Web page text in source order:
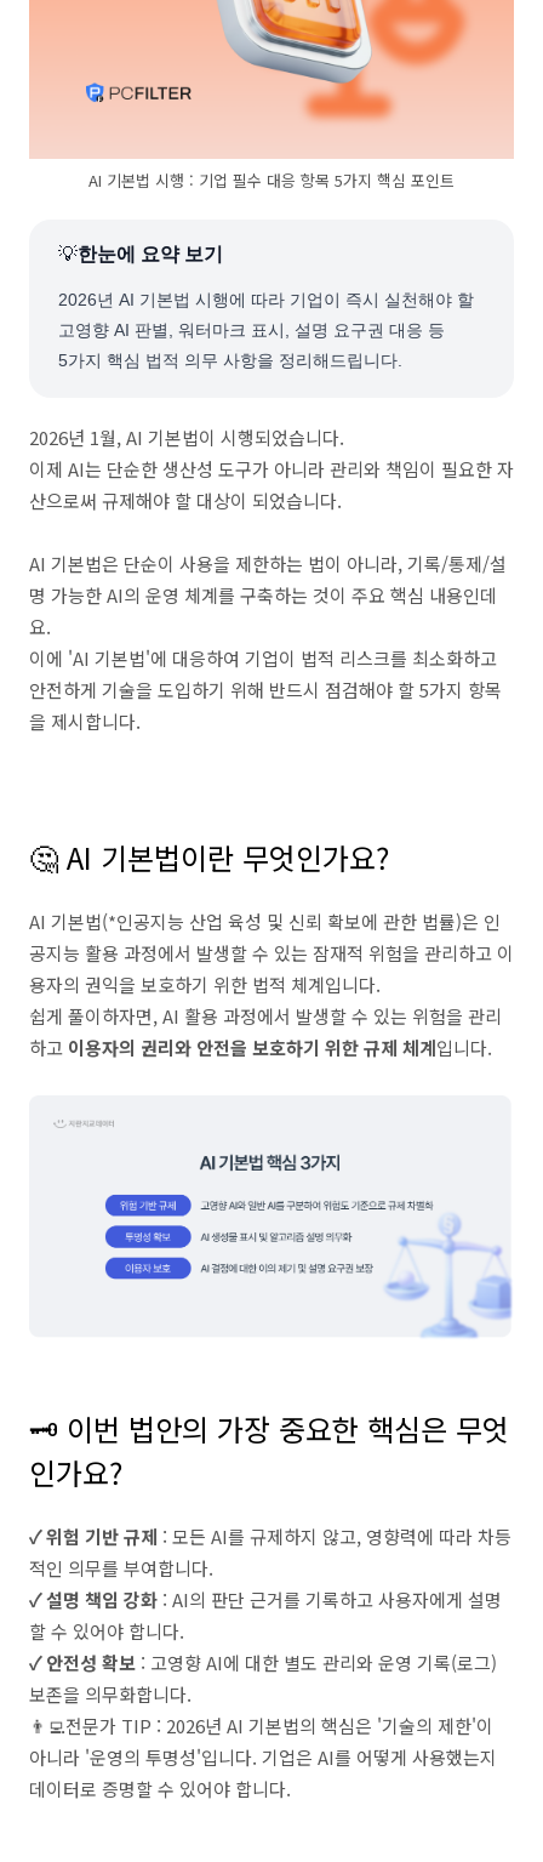
AI 기본법 시행 : 기업 필수 대응 항목 5가지 핵심 포인트
💡한눈에 요약 보기
2026년 AI 기본법 시행에 따라 기업이 즉시 실천해야 할
고영향 AI 판별, 워터마크 표시, 설명 요구권 대응 등
5가지 핵심 법적 의무 사항을 정리해드립니다.
2026년 1월, AI 기본법이 시행되었습니다.
이제 AI는 단순한 생산성 도구가 아니라 관리와 책임이 필요한 자
산으로써 규제해야 할 대상이 되었습니다.
AI 기본법은 단순이 사용을 제한하는 법이 아니라, 기록/통제/설
명 가능한 AI의 운영 체계를 구축하는 것이 주요 핵심 내용인데
요.
이에 'AI 기본법'에 대응하여 기업이 법적 리스크를 최소화하고
안전하게 기술을 도입하기 위해 반드시 점검해야 할 5가지 항목
을 제시합니다.
🤔 AI 기본법이란 무엇인가요?
AI 기본법(*인공지능 산업 육성 및 신뢰 확보에 관한 법률)은 인
공지능 활용 과정에서 발생할 수 있는 잠재적 위험을 관리하고 이
용자의 권익을 보호하기 위한 법적 체계입니다.
쉽게 풀이하자면, AI 활용 과정에서 발생할 수 있는 위험을 관리
하고 이용자의 권리와 안전을 보호하기 위한 규제 체계입니다.
🗝️ 이번 법안의 가장 중요한 핵심은 무엇
인가요?
✓ 위험 기반 규제 : 모든 AI를 규제하지 않고, 영향력에 따라 차등
적인 의무를 부여합니다.
✓ 설명 책임 강화 : AI의 판단 근거를 기록하고 사용자에게 설명
할 수 있어야 합니다.
✓ 안전성 확보 : 고영향 AI에 대한 별도 관리와 운영 기록(로그)
보존을 의무화합니다.
👨‍💻전문가 TIP : 2026년 AI 기본법의 핵심은 '기술의 제한'이
아니라 '운영의 투명성'입니다. 기업은 AI를 어떻게 사용했는지
데이터로 증명할 수 있어야 합니다.